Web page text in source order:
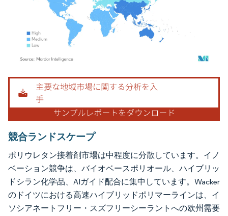
画像 © Mordor Intelligence。再利用にはCC BY 4.0の表示が必要です。
競合ランドスケープ
ポリウレタン接着剤市場は中程度に分散しています。イノ
ベーション競争は、バイオベースポリオール、ハイブリッ
ドシラン化学品、AIガイド配合に集中しています。Wacker
のドイツにおける高速ハイブリッドポリマーラインは、イ
ソシアネートフリー・スズフリーシーラントへの欧州需要